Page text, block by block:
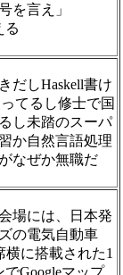
を言え」
る
だしHaskell書け
てるし修士で国
し未踏のスーパ
か自然言語処理
なぜか無職だ
場には、日本発
の電気自動車
横に搭載された1